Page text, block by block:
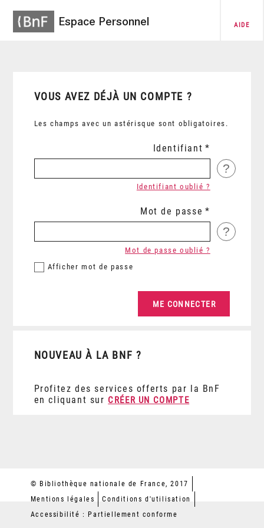
Espace Personnel AIDE
VOUS AVEZ DÉJÀ UN COMPTE ?
Les champs avec un astérisque sont obligatoires.
Identifiant
?
Identifiant oublié ?
Mot de passe
?
Afficher mot de passe
Mot de passe oublié ?
NOUVEAU À LA BNF ?
Profitez des services offerts par la BnF
en cliquant sur CRÉER UN COMPTE
© Bibliothèque nationale de France, 2017
Mentions légales
Conditions d'utilisation
Accessibilité : Partiellement conforme